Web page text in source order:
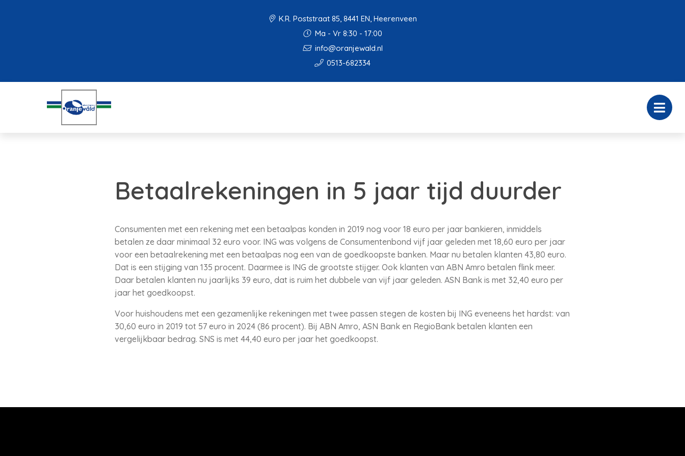
K.R. Poststraat 85, 8441 EN, Heerenveen
Ma - Vr 8:30 - 17:00
info@oranjewald.nl
0513-682334
Betaalrekeningen in 5 jaar tijd duurder
Consumenten met een rekening met een betaalpas konden in 2019 nog voor 18 euro per jaar bankieren, inmiddels
betalen ze daar minimaal 32 euro voor. ING was volgens de Consumentenbond vijf jaar geleden met 18,60 euro per jaar
voor een betaalrekening met een betaalpas nog een van de goedkoopste banken. Maar nu betalen klanten 43,80 euro.
Dat is een stijging van 135 procent. Daarmee is ING de grootste stijger. Ook klanten van ABN Amro betalen flink meer.
Daar betalen klanten nu jaarlijks 39 euro, dat is ruim het dubbele van vijf jaar geleden. ASN Bank is met 32,40 euro per
jaar het goedkoopst.
Voor huishoudens met een gezamenlijke rekeningen met twee passen stegen de kosten bij ING eveneens het hardst: van
30,60 euro in 2019 tot 57 euro in 2024 (86 procent). Bij ABN Amro, ASN Bank en RegioBank betalen klanten een
vergelijkbaar bedrag. SNS is met 44,40 euro per jaar het goedkoopst.